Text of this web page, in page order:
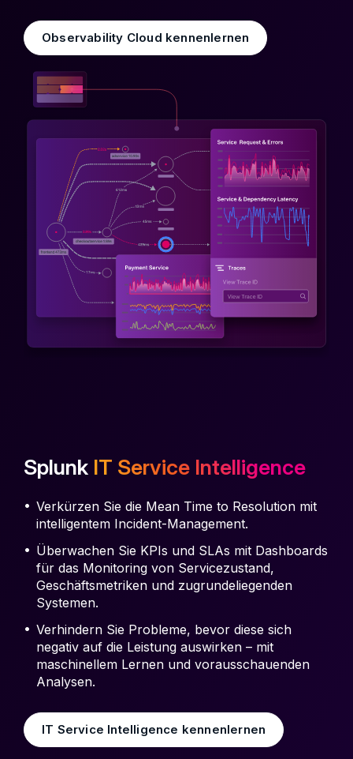
Observability Cloud kennenlernen
Splunk IT Service Intelligence
Verkürzen Sie die Mean Time to Resolution mit
intelligentem Incident-Management.
Überwachen Sie KPIs und SLAs mit Dashboards
für das Monitoring von Servicezustand,
Geschäftsmetriken und zugrundeliegenden
Systemen.
Verhindern Sie Probleme, bevor diese sich
negativ auf die Leistung auswirken – mit
maschinellem Lernen und vorausschauenden
Analysen.
IT Service Intelligence kennenlernen